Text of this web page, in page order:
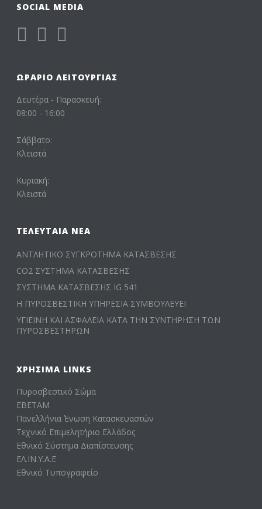
SOCIAL MEDIA
ΩΡΆΡΙΟ ΛΕΙΤΟΥΡΓΊΑΣ
Δευτέρα - Παρασκευή:
08:00 - 16:00
Σάββατο:
Κλειστά
Κυριακή:
Κλειστά
ΤΕΛΕΥΤΑΊΑ ΝΈΑ
ΑΝΤΛΗΤΙΚΟ ΣΥΓΚΡΟΤΗΜΑ ΚΑΤΑΣΒΕΣΗΣ
CO2 ΣΥΣΤΗΜΑ ΚΑΤΑΣΒΕΣΗΣ
ΣΥΣΤΗΜΑ ΚΑΤΑΣΒΕΣΗΣ IG 541
Η ΠΥΡΟΣΒΕΣΤΙΚΗ ΥΠΗΡΕΣΙΑ ΣΥΜΒΟΥΛΕΥΕΙ
ΥΓΙΕΙΝΗ ΚΑΙ ΑΣΦΑΛΕΙΑ ΚΑΤΑ ΤΗΝ ΣΥΝΤΗΡΗΣΗ ΤΩΝ
ΠΥΡΟΣΒΕΣΤΗΡΩΝ
ΧΡΉΣΙΜΑ LINKS
Πυροσβεστικό Σώμα
ΕΒΕΤΑΜ
Πανελλήνια Ένωση Κατασκευαστών
Τεχνικό Επιμελητήριο Ελλάδος
Εθνικό Σύστημα Διαπίστευσης
ΕΛ.ΙΝ.Υ.Α.Ε
Εθνικό Τυπογραφείο